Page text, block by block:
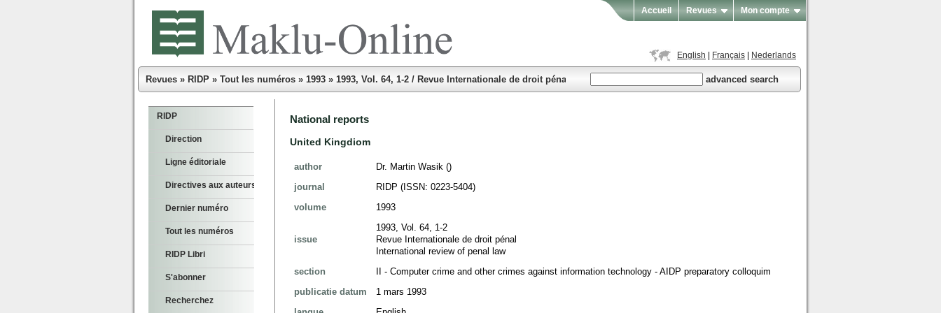
Accueil Revues Mon compte
English Français Nederlands
Revues » RIDP » Tout les numéros » 1993 » 1993, Vol. 64, 1-2 / Revue Internationale de droit pénal / International review of penal lawadvanced search
RIDP
Direction
Ligne éditoriale
Directives aux auteurs
Dernier numéro
Tout les numéros
RIDP Libri
S'abonner
Recherchez
National reports
United Kingdiom
author Dr. Martin Wasik ()
journal RIDP (ISSN: 0223-5404)
volume 1993
issue
1993, Vol. 64, 1-2
Revue Internationale de droit pénal
International review of penal law
section II - Computer crime and other crimes against information technology - AIDP preparatory colloquim
publicatie datum 1 mars 1993